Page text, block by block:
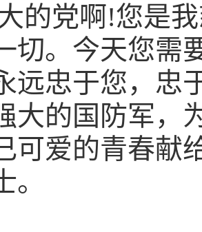
党啊!您是我
切。今天您需
远忠于您，忠
大的国防军，
可爱的青春献
。